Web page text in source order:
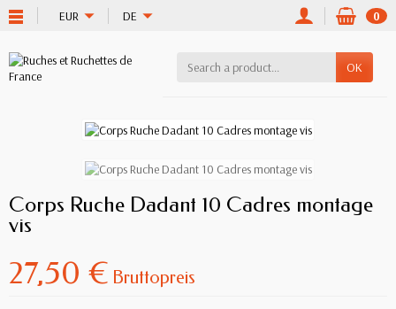
EUR DE 0
OK
Corps Ruche Dadant 10 Cadres montage
vis
27,50 € Bruttopreis